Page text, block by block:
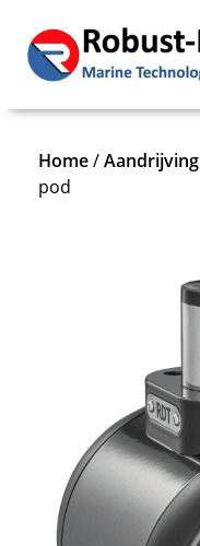
Home/Aandrijving
pod